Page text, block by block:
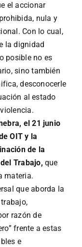
el accionar
nula y
Con lo cual,
la dignidad
posible no es
sino también
desconocerle
al estado
el 21 junio
OIT y la
de la
Trabajo,que
materia.
que aborda la
razón de
frente a estas
e